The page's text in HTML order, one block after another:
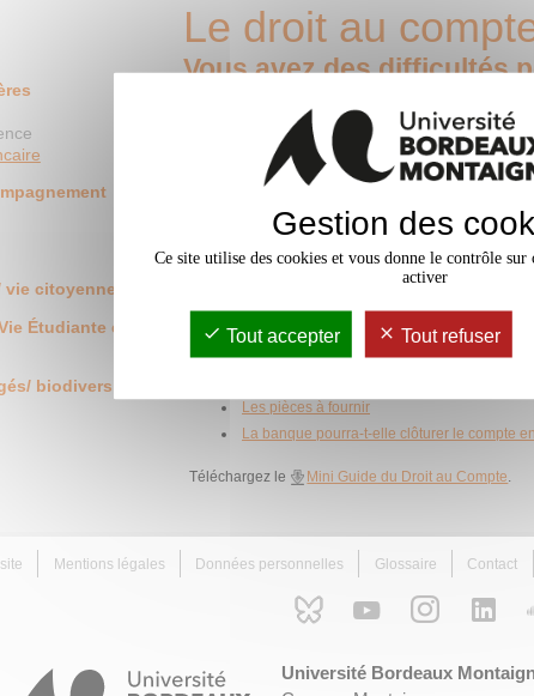
vie citoyenne
Étudiante et de
biodiversité
Le droit au
Vous avez des difficultés
La banque peut refuser l'ouverture du compte sans
vous indiquera alors comment obtenir la
Banque de France", vous sera ouvert avec un
Toute
compte
Bancaire
Qui peut bénéficier du droit au compte ?
Les pièces à fournir
La banque pourra-t-elle clôturer le compte
Téléchargez le Mini Guide du Droit au Compte.
Mentions légales Données personnelles Glossaire Contact
Université Bordeaux
Gestion des
Ce site utilise des cookies et vous donne le contrôle sur
activer
Tout accepter Tout refuser